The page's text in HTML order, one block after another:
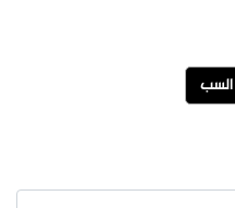
السب